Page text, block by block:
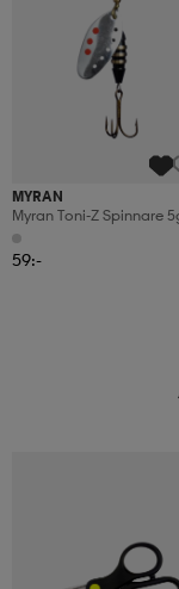
MYRAN
Myran Toni-Z Spinnare
Silver
59:-